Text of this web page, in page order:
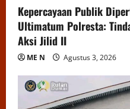
Kepercayaan Publik
Ultimatum Polresta:
Aksi Jilid II
ME N Agustus 3, 2026